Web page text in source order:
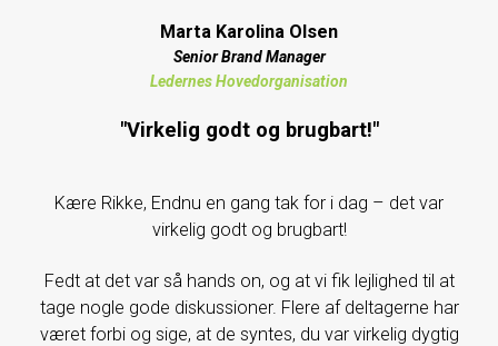
Marta Karolina Olsen
Senior Brand Manager
Ledernes Hovedorganisation
"Virkelig godt og brugbart!"
Kære Rikke, Endnu en gang tak for i dag – det var
virkelig godt og brugbart!
Fedt at det var så hands on, og at vi fik lejlighed til at
tage nogle gode diskussioner. Flere af deltagerne har
været forbi og sige, at de syntes, du var virkelig dygtig